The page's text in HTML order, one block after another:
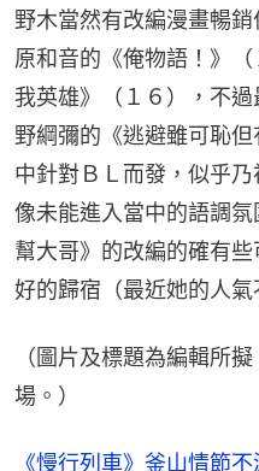
野木當然有改編漫畫暢
原和音的《俺物語！》
我英雄》（１６），不
野綱彌的《逃避雖可恥
中針對ＢＬ而發，似乎
像未能進入當中的語調
幫大哥》的改編的確有
好的歸宿（最近她的人氣
（圖片及標題為編輯所
場。）
《慢行列車》釜山情節